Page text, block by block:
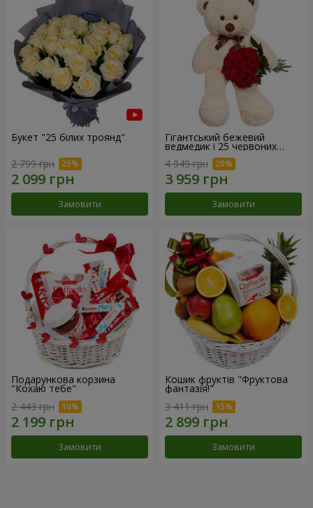
Букет "25 білих троянд"
2 799 грн
Замовити
Гігантський бежевий
ведмедик і 25 червоних
троянд
4 949 грн
Замовити
Подарункова корзина
"Кохаю тебе"
2 443 грн
Замовити
Кошик фруктів "Фруктова
фантазія!"
3 411 грн
Замовити